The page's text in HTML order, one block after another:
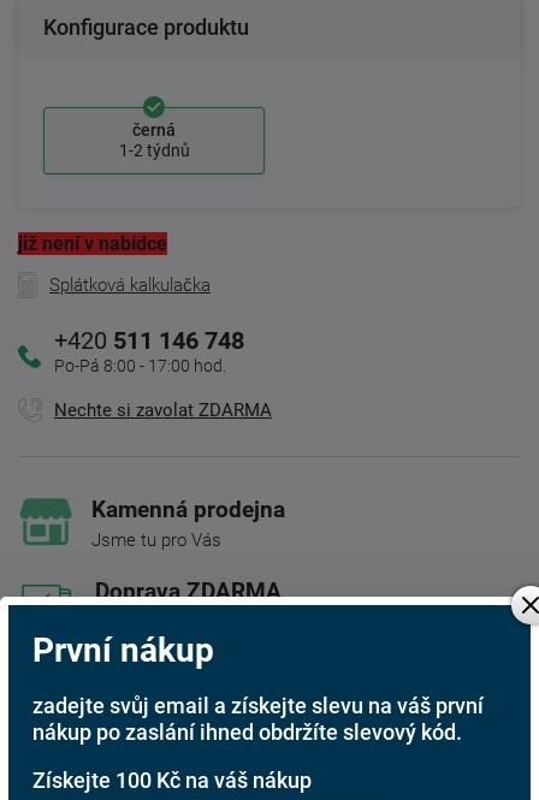
Konfigurace produktu
černá
1-2 týdnů
již není v nabídce
Splátková kalkulačka
+420 511 146 748
Po-Pá 8:00 - 17:00 hod.
Nechte si zavolat ZDARMA
Kamenná prodejna
Jsme tu pro Vás
Doprava ZDARMA
Rádi poradíme s výběrem
Najděte vhodnou matraci
S tradicí od roku 1991
První nákup
zadejte svůj email a získejte slevu na váš první
nákup po zaslání ihned obdržíte slevový kód.
Získejte 100 Kč na váš nákup